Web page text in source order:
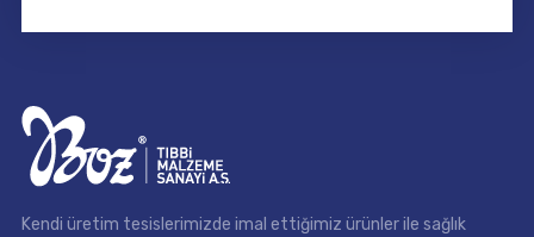
Kendi üretim tesislerimizde imal ettiğimiz ürünler ile sağlık